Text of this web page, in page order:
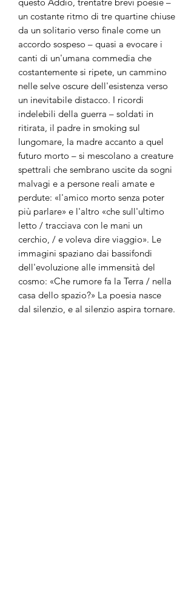
un costante ritmo di tre quartine chiuse
da un solitario verso finale come un
accordo sospeso – quasi a evocare i
canti di un'umana commedia che
costantemente si ripete, un cammino
nelle selve oscure dell'esistenza verso
un inevitabile distacco. I ricordi
indelebili della guerra – soldati in
ritirata, il padre in smoking sul
lungomare, la madre accanto a quel
futuro morto – si mescolano a creature
spettrali che sembrano uscite da sogni
malvagi e a persone reali amate e
perdute: «l'amico morto senza poter
più parlare» e l'altro «che sull'ultimo
letto / tracciava con le mani un
cerchio, / e voleva dire viaggio». Le
immagini spaziano dai bassifondi
dell'evoluzione alle immensità del
cosmo: «Che rumore fa la Terra / nella
casa dello spazio?» La poesia nasce
dal silenzio, e al silenzio aspira tornare.